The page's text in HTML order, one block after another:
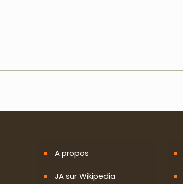
A propos
JA sur Wikipedia